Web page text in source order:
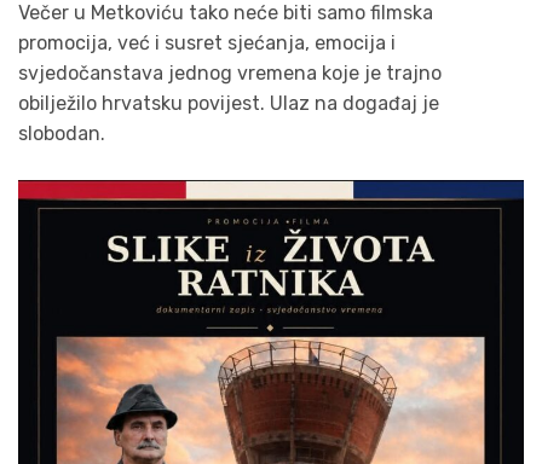
Večer u Metkoviću tako neće biti samo filmska
promocija, već i susret sjećanja, emocija i
svjedočanstava jednog vremena koje je trajno
obilježilo hrvatsku povijest. Ulaz na događaj je
slobodan.